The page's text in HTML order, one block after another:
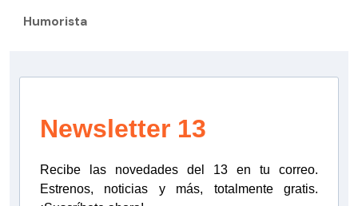
Humorista
Newsletter 13
Recibe las novedades del 13 en tu correo.
Estrenos, noticias y más, totalmente gratis.